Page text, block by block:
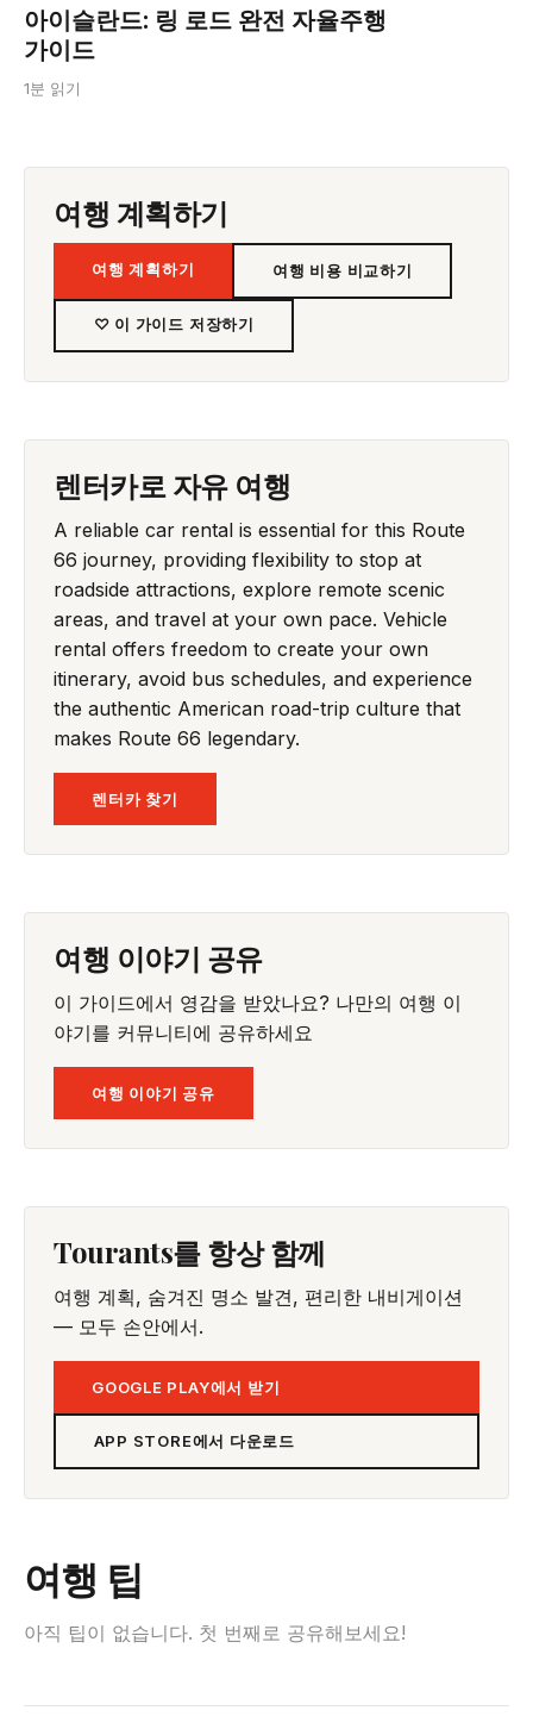
아이슬란드: 링 로드 완전 자율주행
가이드
1분 읽기
여행 계획하기
여행 계획하기 여행 비용 비교하기
♡ 이 가이드 저장하기
렌터카로 자유 여행
A reliable car rental is essential for this Route
66 journey, providing flexibility to stop at
roadside attractions, explore remote scenic
areas, and travel at your own pace. Vehicle
rental offers freedom to create your own
itinerary, avoid bus schedules, and experience
the authentic American road-trip culture that
makes Route 66 legendary.
렌터카 찾기
여행 이야기 공유
이 가이드에서 영감을 받았나요? 나만의 여행 이
야기를 커뮤니티에 공유하세요
여행 이야기 공유
Tourants를 항상 함께
여행 계획, 숨겨진 명소 발견, 편리한 내비게이션
— 모두 손안에서.
GOOGLE PLAY에서 받기
APP STORE에서 다운로드
여행 팁
아직 팁이 없습니다. 첫 번째로 공유해보세요!